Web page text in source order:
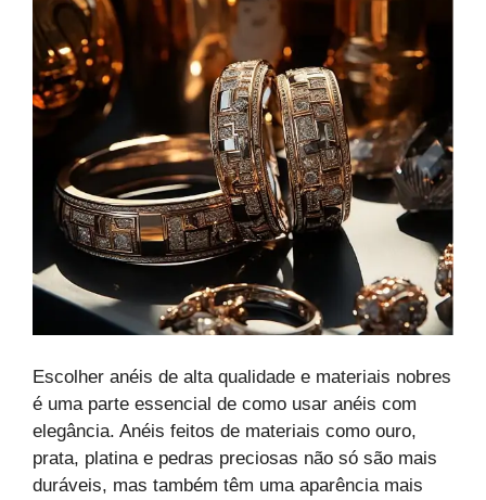
Escolher anéis de alta qualidade e materiais nobres
é uma parte essencial de como usar anéis com
elegância. Anéis feitos de materiais como ouro,
prata, platina e pedras preciosas não só são mais
duráveis, mas também têm uma aparência mais